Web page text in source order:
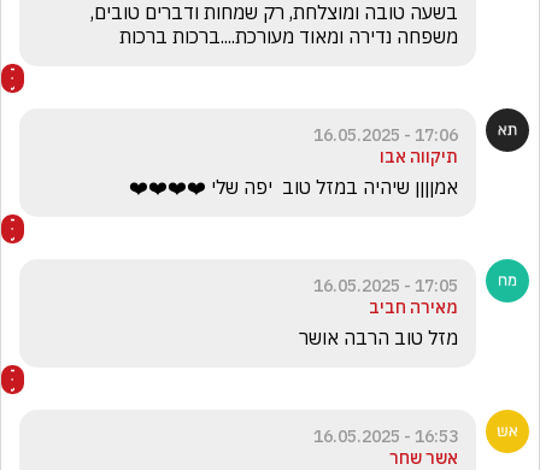
משפחה נדירה ומאוד מעורכת....ברכות ברכות
17:06 - 16.05.2025
תיקווה אבו
אמןןןן שיהיה במזל טוב  יפה שלי ❤️❤️❤️❤️
17:05 - 16.05.2025
מאירה חביב
מזל טוב הרבה אושר
16:53 - 16.05.2025
אשר שחר